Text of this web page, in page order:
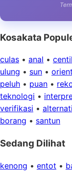
Kosakata
culas • anal • centil
ulung • sun •
peluh • puan •
teknologi •
verifikasi •
borang • santun
Sedang Dilihat
kenong • entot •